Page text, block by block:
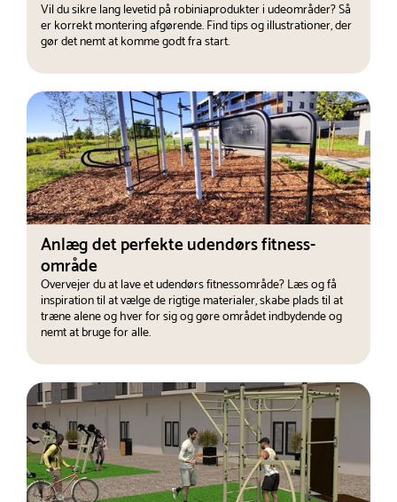
Vil du sikre lang levetid på robiniaprodukter i udeområder? Så
er korrekt montering afgørende. Find tips og illustrationer, der
gør det nemt at komme godt fra start.
Anlæg det perfekte udendørs fitness-
område
Overvejer du at lave et udendørs fitnessområde? Læs og få
inspiration til at vælge de rigtige materialer, skabe plads til at
træne alene og hver for sig og gøre området indbydende og
nemt at bruge for alle.